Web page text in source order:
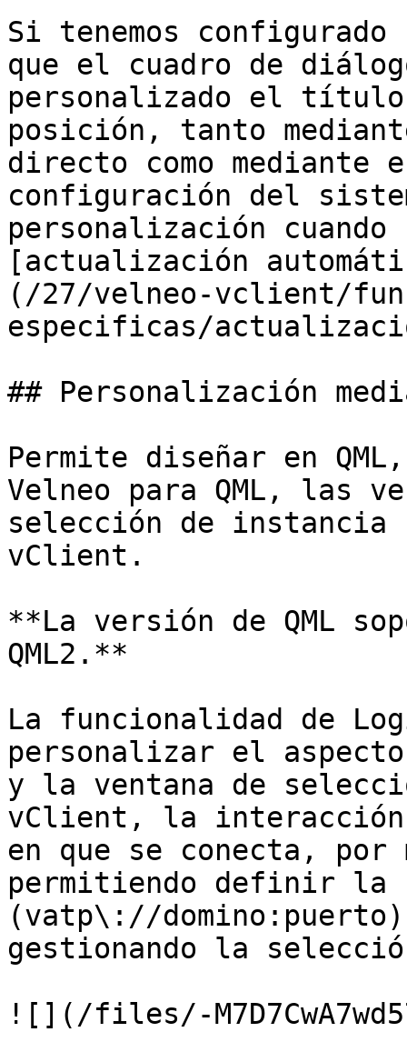
Si tenemos
que el cuadro de
personalizado el
posición, tanto
directo como
configuración del
personalización
[actualización
(/27/velneo-vclient/
especificas/
## Personalización
Permite diseñar en
Velneo para QML, las
selección de instancia
vClient.
**La versión de QML
QML2.**
La funcionalidad de
personalizar el
y la ventana de
vClient, la
en que se conecta, por
permitiendo definir la
(vatp\://
gestionando la
![](/files/-